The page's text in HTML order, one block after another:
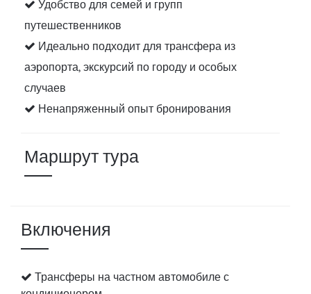
Удобство для семей и групп
путешественников
Идеально подходит для трансфера из
аэропорта, экскурсий по городу и особых
случаев
Ненапряженный опыт бронирования
Маршрут тура
Включения
Трансферы на частном автомобиле с